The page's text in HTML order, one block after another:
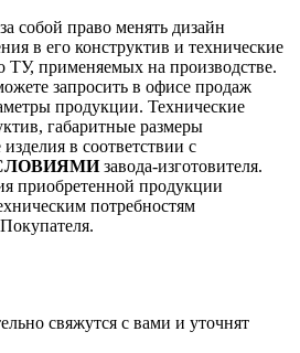
собой право менять дизайн
в его конструктив и технические
ТУ, применяемых на производстве.
запросить в офисе продаж
продукции. Технические
габаритные размеры
в соответствии с
завода-изготовителя.
приобретенной продукции
потребностям
свяжутся с вами и уточнят